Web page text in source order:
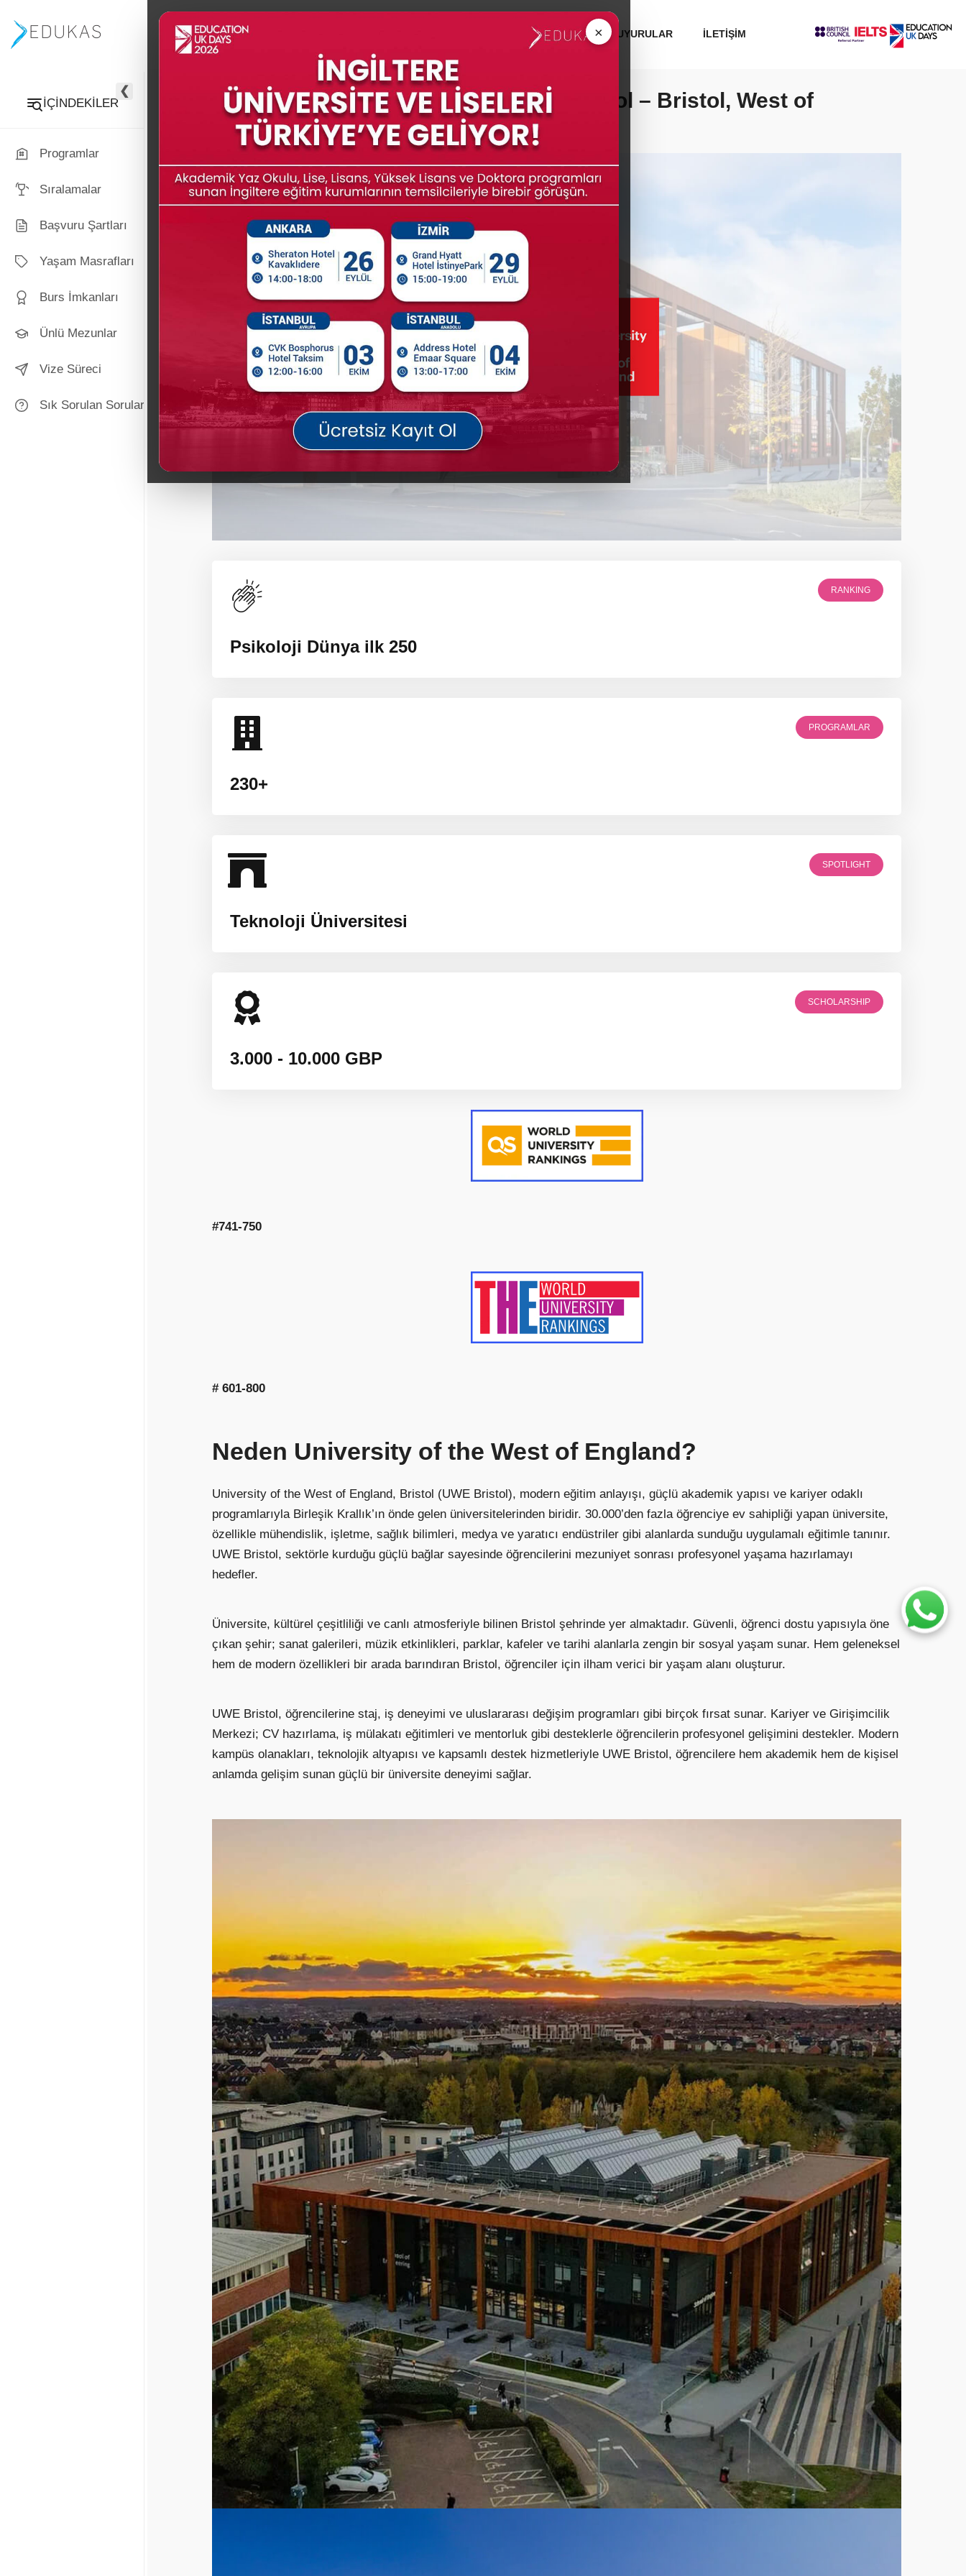
PROGRAMLAR KURUMSAL DUYURULAR İLETİŞİM
University of the West of England, Bristol – Bristol, West of
England Üniversitesi
RANKING
Psikoloji Dünya ilk 250
PROGRAMLAR
230+
SPOTLIGHT
Teknoloji Üniversitesi
SCHOLARSHIP
3.000 - 10.000 GBP
#741-750
# 601-800
Neden University of the West of England?
University of the West of England, Bristol (UWE Bristol), modern eğitim anlayışı, güçlü akademik yapısı ve kariyer odaklı
programlarıyla Birleşik Krallık’ın önde gelen üniversitelerinden biridir. 30.000’den fazla öğrenciye ev sahipliği yapan üniversite,
özellikle mühendislik, işletme, sağlık bilimleri, medya ve yaratıcı endüstriler gibi alanlarda sunduğu uygulamalı eğitimle tanınır.
UWE Bristol, sektörle kurduğu güçlü bağlar sayesinde öğrencilerini mezuniyet sonrası profesyonel yaşama hazırlamayı
hedefler.
Üniversite, kültürel çeşitliliği ve canlı atmosferiyle bilinen Bristol şehrinde yer almaktadır. Güvenli, öğrenci dostu yapısıyla öne
çıkan şehir; sanat galerileri, müzik etkinlikleri, parklar, kafeler ve tarihi alanlarla zengin bir sosyal yaşam sunar. Hem geleneksel
hem de modern özellikleri bir arada barındıran Bristol, öğrenciler için ilham verici bir yaşam alanı oluşturur.
UWE Bristol, öğrencilerine staj, iş deneyimi ve uluslararası değişim programları gibi birçok fırsat sunar. Kariyer ve Girişimcilik
Merkezi; CV hazırlama, iş mülakatı eğitimleri ve mentorluk gibi desteklerle öğrencilerin profesyonel gelişimini destekler. Modern
kampüs olanakları, teknolojik altyapısı ve kapsamlı destek hizmetleriyle UWE Bristol, öğrencilere hem akademik hem de kişisel
anlamda gelişim sunan güçlü bir üniversite deneyimi sağlar.
❮
İÇİNDEKİLER
Programlar
Sıralamalar
Başvuru Şartları
Yaşam Masrafları
Burs İmkanları
Ünlü Mezunlar
Vize Süreci
Sık Sorulan Sorular